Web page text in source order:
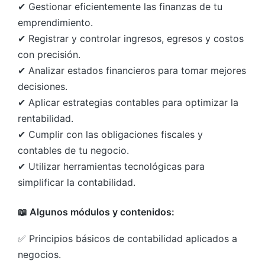
✔ Gestionar eficientemente las finanzas de tu
emprendimiento.
✔ Registrar y controlar ingresos, egresos y costos
con precisión.
✔ Analizar estados financieros para tomar mejores
decisiones.
✔ Aplicar estrategias contables para optimizar la
rentabilidad.
✔ Cumplir con las obligaciones fiscales y
contables de tu negocio.
✔ Utilizar herramientas tecnológicas para
simplificar la contabilidad.
📖 Algunos módulos y contenidos:
✅ Principios básicos de contabilidad aplicados a
negocios.